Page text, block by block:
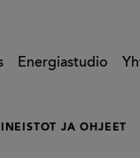
Energiastudio
JA OHJEET